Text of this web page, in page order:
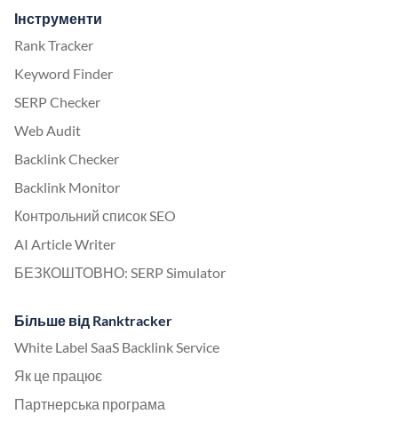
Інструменти
Rank Tracker
Keyword Finder
SERP Checker
Web Audit
Backlink Checker
Backlink Monitor
Контрольний список SEO
AI Article Writer
БЕЗКОШТОВНО: SERP Simulator
Більше від Ranktracker
White Label SaaS Backlink Service
Як це працює
Партнерська програма